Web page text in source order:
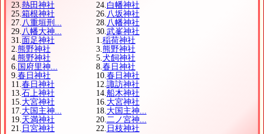
23.熱田神社 24.白幡神社
25.箱根神社 26.八坂神社
27.八重垣刑... 28.八幡神社
29.八幡大神... 30.武峯神社
31.面足神社 1.稲荷神社
2.熊野神社 3.熊野神社
4.熊野神社 5.犬飼神社
6. 国府里神... 8.春日神社
9.春日神社 10.春日神社
11.春日神社 12.諏訪神社
13.石上神社 14.船木神社
15.大宮神社 16.大宮神社
17.大国主神... 18.大国主神...
19.天満神社 20.二ノ宮神...
21. 日宮神社 22. 日枝神社